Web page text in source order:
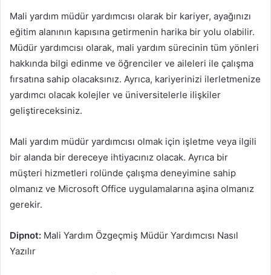
Mali yardım müdür yardımcısı olarak bir kariyer, ayağınızı
eğitim alanının kapısına getirmenin harika bir yolu olabilir.
Müdür yardımcısı olarak, mali yardım sürecinin tüm yönleri
hakkında bilgi edinme ve öğrenciler ve aileleri ile çalışma
fırsatına sahip olacaksınız. Ayrıca, kariyerinizi ilerletmenize
yardımcı olacak kolejler ve üniversitelerle ilişkiler
geliştireceksiniz.
Mali yardım müdür yardımcısı olmak için işletme veya ilgili
bir alanda bir dereceye ihtiyacınız olacak. Ayrıca bir
müşteri hizmetleri rolünde çalışma deneyimine sahip
olmanız ve Microsoft Office uygulamalarına aşina olmanız
gerekir.
Dipnot: Mali Yardım Özgeçmiş Müdür Yardımcısı Nasıl
Yazılır